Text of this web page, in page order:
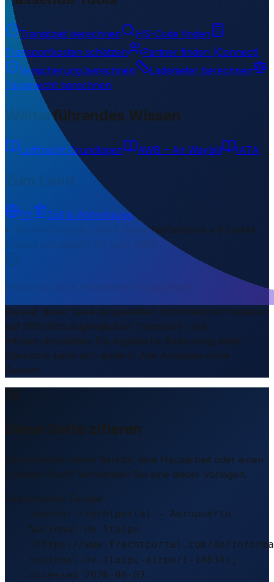
Transitzeit berechnen
HS-Code finden
Transportkosten schätzen
Partner finden (Connect)
Versicherung berechnen
Lademeter berechnen
Taxgewicht berechnen
Weiterführendes Wissen
Luftfracht Grundlagen AWB – Air Waybill IATA
PY
Zoll & Abfertigung
1 Bereiche/Sections • 8 Links▾
Die auf dieser Seite dargestellten Informationen basieren
auf öffentlich zugänglichen Transport- und
Infrastrukturdaten. Die logistische Bedeutung eines
Standorts kann sich ändern. Alle Angaben ohne
Gewähr.
Diese Seite zitieren
Sie schreiben einen Bericht, eine Hausarbeit oder einen
LinkedIn-Post? Verwenden Sie eine dieser Vorlagen.
Empfohlenes Format
Source: Frachtportal – Aeropuerto
Nacional de Itaipú
(https://www.frachtportal.com/de/
nacional-de-itaipu-airport-14834),
accessed 2026-08-07